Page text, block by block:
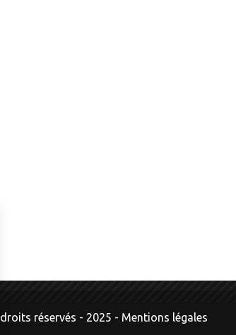
réservés - 2025 - Mentions légales